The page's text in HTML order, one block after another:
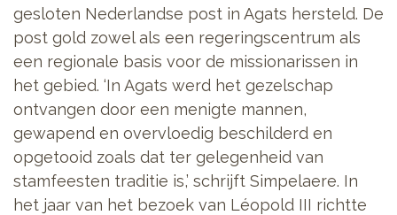
gesloten Nederlandse post in Agats hersteld. De
post gold zowel als een regeringscentrum als
een regionale basis voor de missionarissen in
het gebied. ‘In Agats werd het gezelschap
ontvangen door een menigte mannen,
gewapend en overvloedig beschilderd en
opgetooid zoals dat ter gelegenheid van
stamfeesten traditie is,’ schrijft Simpelaere. In
het jaar van het bezoek van Léopold III richtte